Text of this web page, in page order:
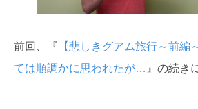
前回、『 【悲しきグアム旅行～前編
ては順調かに思われたが… 』の続き